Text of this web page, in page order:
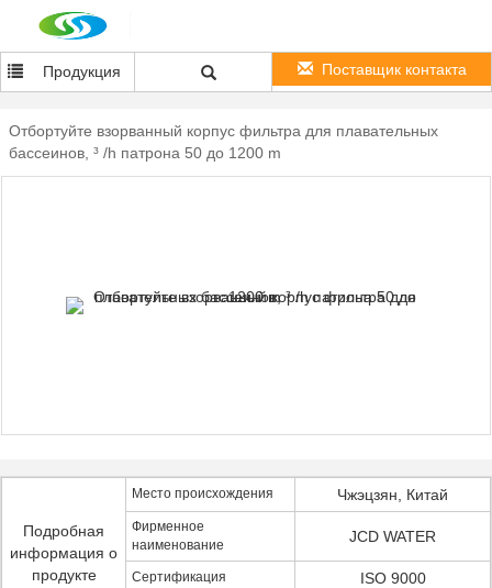
Продукция Поставщик контакта
Отбортуйте взорванный корпус фильтра для плавательных
бассеинов, ³ /h патрона 50 до 1200 m
Подробная
информация о
продукте
Место происхождения Чжэцзян, Китай
Фирменное
наименование
JCD WATER
Сертификация ISO 9000